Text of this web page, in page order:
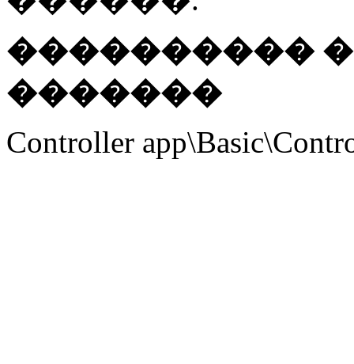
����������
�������
Controller